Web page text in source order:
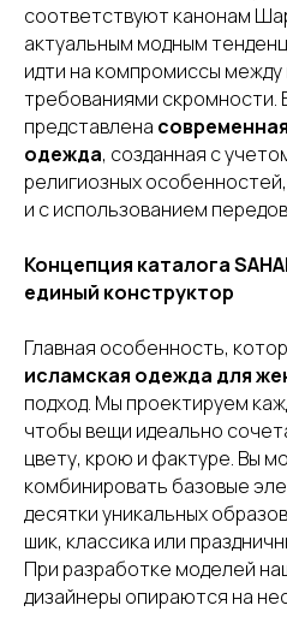
соответствуют канонам
актуальным модным
идти на компромиссы между
требованиями скромности.
представлена
одежда, созданная с
религиозных
и с использованием
Концепция каталога
единый конструктор
Главная особенность,
исламская одежда для
подход. Мы проектируем
чтобы вещи идеально
цвету, крою и фактуре. Вы
комбинировать базовые
десятки уникальных
шик, классика или
При разработке моделей
дизайнеры опираются на